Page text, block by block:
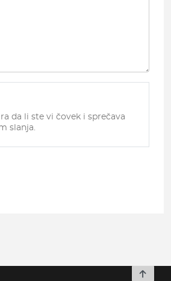
da li ste vi čovek i sprečava
slanja.
To top